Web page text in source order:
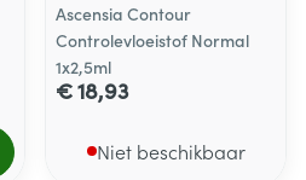
Ascensia Contour
Controlevloeistof Normal
1x2,5ml
€ 18,93
Niet beschikbaar